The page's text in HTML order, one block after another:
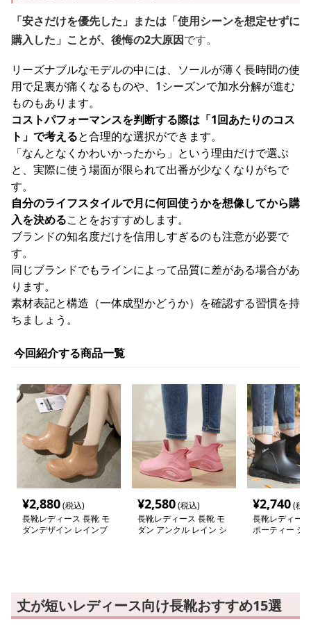
「安さだけを優先した」または「使用シーンを想定せずに
購入した」ことが、後悔の2大原因です。
リーズナブルなモデルの中には、ソールが薄く長時間の使
用で足裏が痛くなるものや、1シーズンで加水分解が進む
ものもあります。
コストパフォーマンスを判断する際は「1回あたりのコス
ト」で考えると合理的な選択ができます。
「なんとなくかわいかったから」という理由だけで選ぶ
と、実際に使う場面が限られて出番が少なくなりがちで
す。
自分のライフスタイルで月に何回使うかを想像してから購
入を決めることをおすすめします。
ブランドの知名度だけを信用しすぎるのも注意が必要で
す。
同じブランドでもラインによって品質に差がある場合があ
ります。
素材表記と構造（一体成型かどうか）を確認する習慣を持
ちましょう。
今回紹介する商品一覧
¥2,880(税込)
長靴レディース 長靴 モ
ダンデザイン レインブ
¥2,580(税込)
長靴レディース 長靴 モ
ダン アンクル レイン シ
¥2,740(税
長靴レディー
ポーティー シ
丈が短いレディース向け長靴おすすめ15選